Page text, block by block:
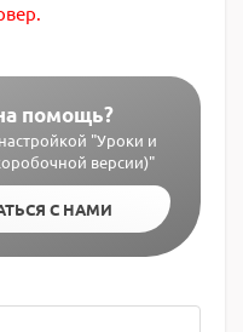
помощь?
"Уроки и
версии)"
С НАМИ